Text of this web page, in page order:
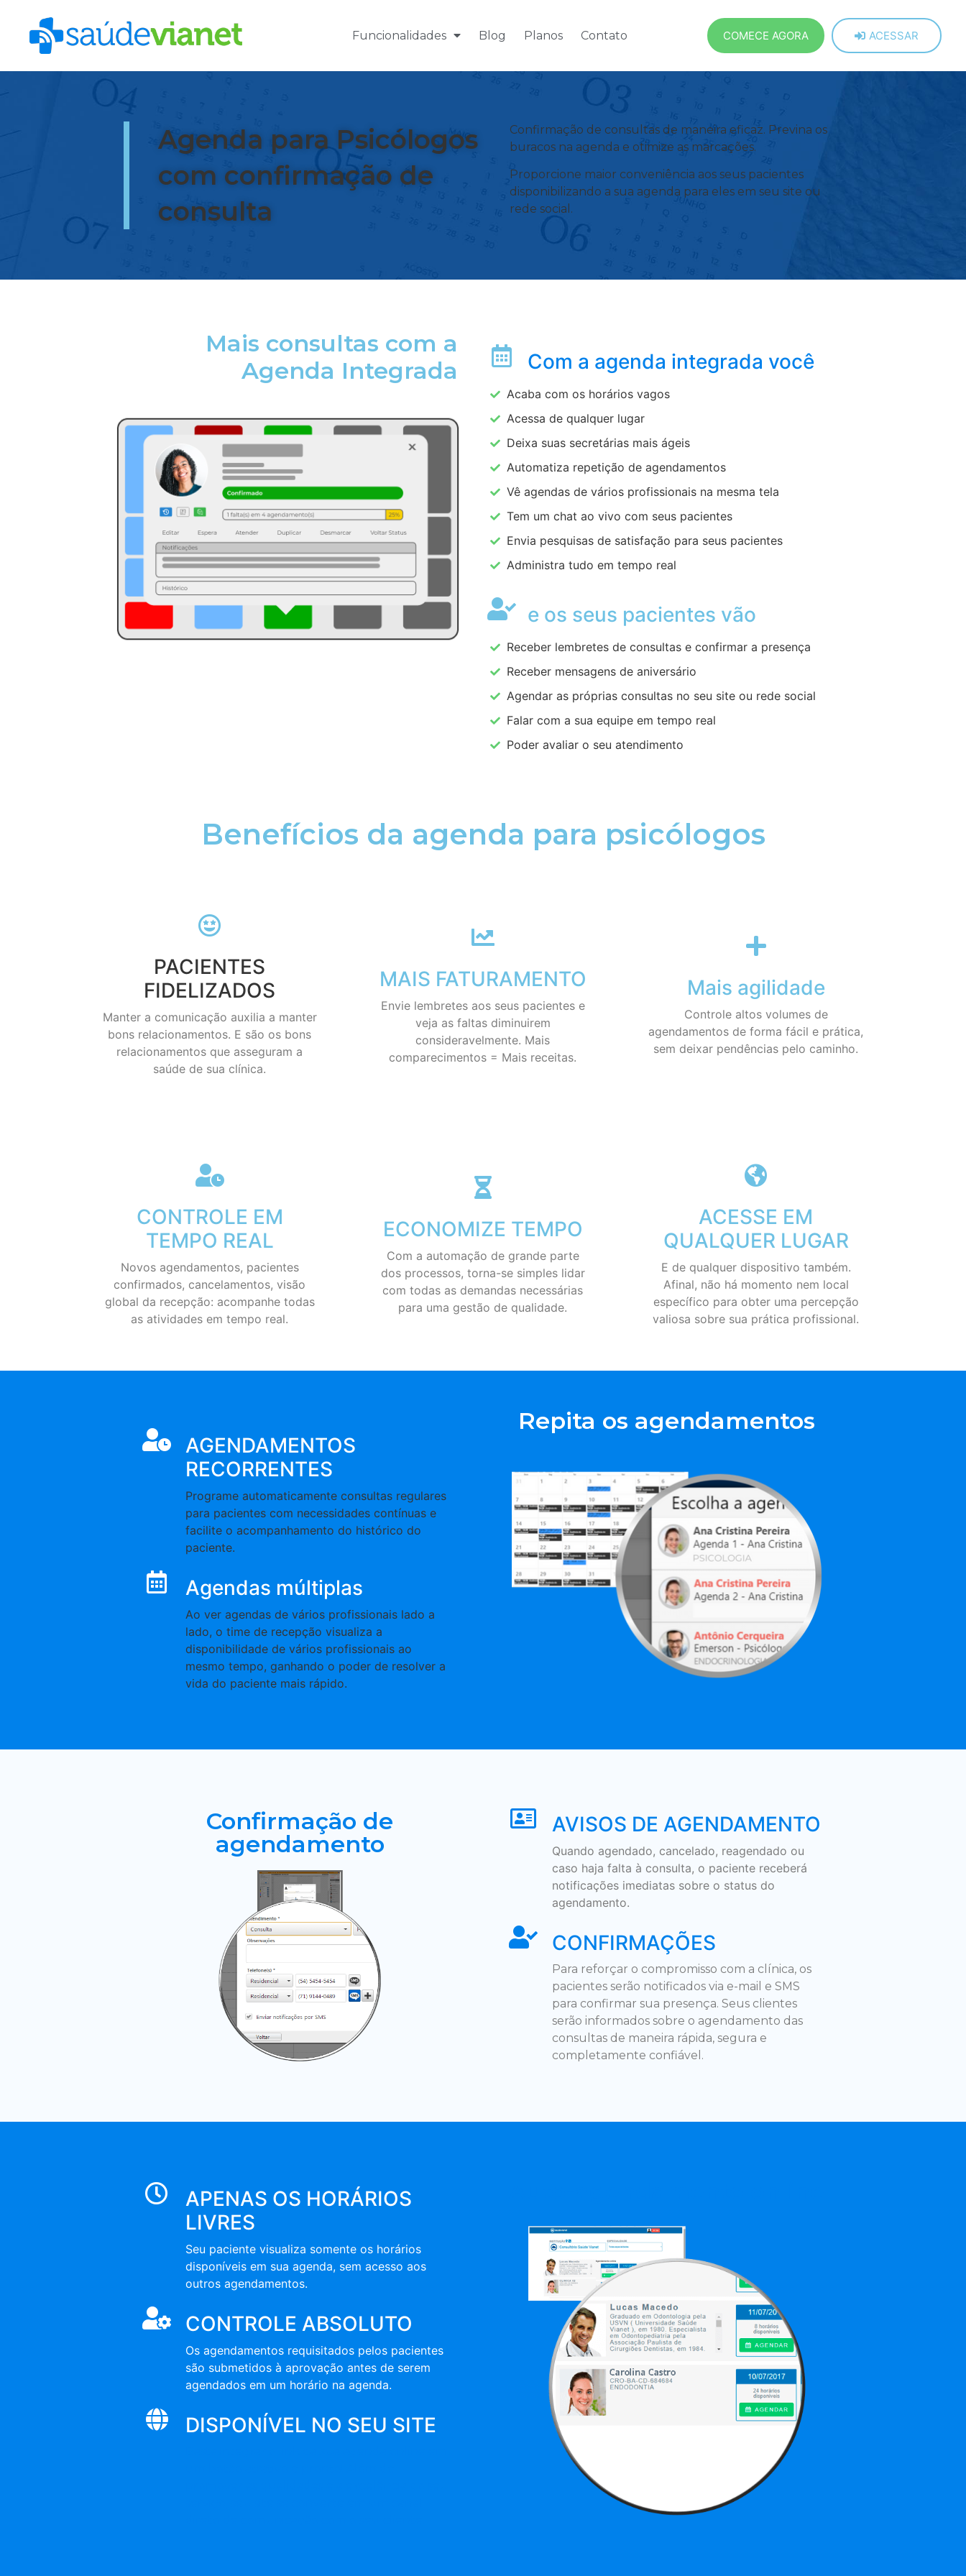
Funcionalidades Blog Planos Contato COMECE AGORA ACESSAR
Agenda para Psicólogos
com confirmação de
consulta
Confirmação de consultas de maneira eficaz. Previna os
buracos na agenda e otimize as marcações.
Proporcione maior conveniência aos seus pacientes
disponibilizando a sua agenda para eles em seu site ou
rede social.
Mais consultas com a
Agenda Integrada
Com a agenda integrada você
Acaba com os horários vagos
Acessa de qualquer lugar
Deixa suas secretárias mais ágeis
Automatiza repetição de agendamentos
Vê agendas de vários profissionais na mesma tela
Tem um chat ao vivo com seus pacientes
Envia pesquisas de satisfação para seus pacientes
Administra tudo em tempo real
e os seus pacientes vão
Receber lembretes de consultas e confirmar a presença
Receber mensagens de aniversário
Agendar as próprias consultas no seu site ou rede social
Falar com a sua equipe em tempo real
Poder avaliar o seu atendimento
Benefícios da agenda para psicólogos
PACIENTES
FIDELIZADOS
Manter a comunicação auxilia a manter
bons relacionamentos. E são os bons
relacionamentos que asseguram a
saúde de sua clínica.
MAIS FATURAMENTO
Envie lembretes aos seus pacientes e
veja as faltas diminuirem
consideravelmente. Mais
comparecimentos = Mais receitas.
Mais agilidade
Controle altos volumes de
agendamentos de forma fácil e prática,
sem deixar pendências pelo caminho.
CONTROLE EM
TEMPO REAL
Novos agendamentos, pacientes
confirmados, cancelamentos, visão
global da recepção: acompanhe todas
as atividades em tempo real.
ECONOMIZE TEMPO
Com a automação de grande parte
dos processos, torna-se simples lidar
com todas as demandas necessárias
para uma gestão de qualidade.
ACESSE EM
QUALQUER LUGAR
E de qualquer dispositivo também.
Afinal, não há momento nem local
específico para obter uma percepção
valiosa sobre sua prática profissional.
AGENDAMENTOS
RECORRENTES
Programe automaticamente consultas regulares
para pacientes com necessidades contínuas e
facilite o acompanhamento do histórico do
paciente.
Agendas múltiplas
Ao ver agendas de vários profissionais lado a
lado, o time de recepção visualiza a
disponibilidade de vários profissionais ao
mesmo tempo, ganhando o poder de resolver a
vida do paciente mais rápido.
Repita os agendamentos
Confirmação de
agendamento
AVISOS DE AGENDAMENTO
Quando agendado, cancelado, reagendado ou
caso haja falta à consulta, o paciente receberá
notificações imediatas sobre o status do
agendamento.
CONFIRMAÇÕES
Para reforçar o compromisso com a clínica, os
pacientes serão notificados via e-mail e SMS
para confirmar sua presença. Seus clientes
serão informados sobre o agendamento das
consultas de maneira rápida, segura e
completamente confiável.
APENAS OS HORÁRIOS
LIVRES
Seu paciente visualiza somente os horários
disponíveis em sua agenda, sem acesso aos
outros agendamentos.
CONTROLE ABSOLUTO
Os agendamentos requisitados pelos pacientes
são submetidos à aprovação antes de serem
agendados em um horário na agenda.
DISPONÍVEL NO SEU SITE